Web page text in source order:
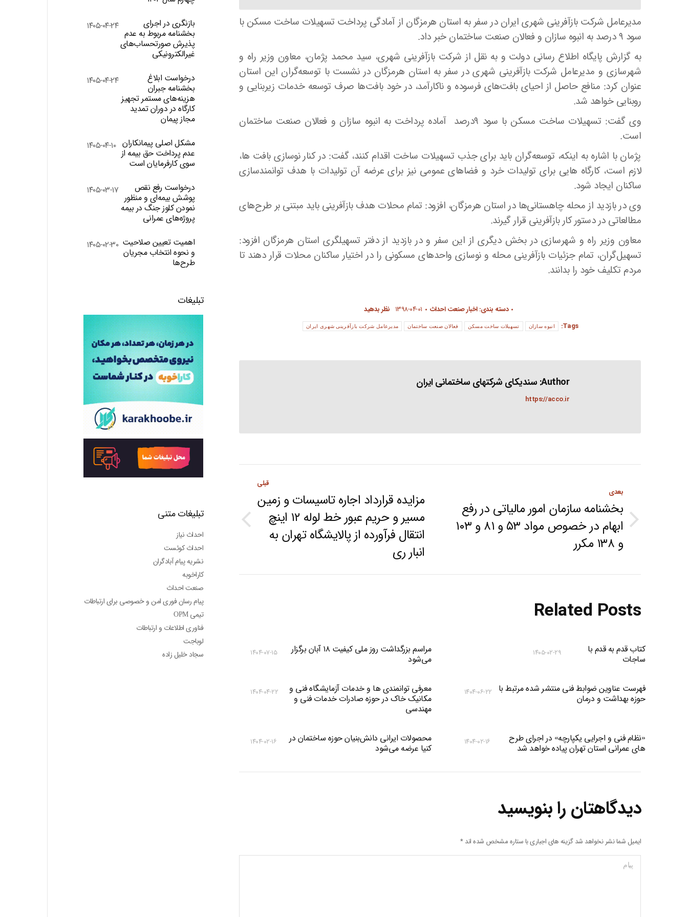
مدیرعامل شرکت بازآفرینی شهری ایران در سفر به استان هرمزگان از آمادگی پرداخت تسهیلات ساخت مسکن با
سود ۹ درصد به انبوه سازان و فعالان صنعت ساختمان خبر داد.
به گزارش پایگاه اطلاع رسانی دولت و به نقل از شرکت بازآفرینی شهری، سید محمد پژمان، معاون وزیر راه و
شهرسازی و مدیرعامل شرکت بازآفرینی شهری در سفر به استان هرمزگان در نشست با توسعه‌گران این استان
عنوان کرد: منافع حاصل از احیای بافت‌های فرسوده و ناکارآمد، در خود بافت‌ها صرف توسعه خدمات زیربنایی و
روبنایی خواهد شد.
وی گفت: تسهیلات ساخت مسکن با سود ۹درصد آماده پرداخت به انبوه سازان و فعالان صنعت ساختمان
است.
پژمان با اشاره به اینکه، توسعه‌گران باید برای جذب تسهیلات ساخت اقدام کنند، گفت: در کنار نوسازی بافت ها،
لازم است، کارگاه هایی برای تولیدات خرد و فضاهای عمومی نیز برای عرضه آن تولیدات با هدف توانمندسازی
ساکنان ایجاد شود.
وی در بازدید از محله چاهستانی‌ها در استان هرمزگان، افزود: تمام محلات هدف بازآفرینی باید مبتنی بر طرح‌های
مطالعاتی در دستور کار بازآفرینی قرار گیرند.
معاون وزیر راه و شهرسازی در بخش دیگری از این سفر و در بازدید از دفتر تسهیلگری استان هرمزگان افزود:
تسهیل‌گران، تمام جزئیات بازآفرینی محله و نوسازی واحدهای مسکونی را در اختیار ساکنان محلات قرار دهند تا
مردم تکلیف خود را بدانند.
دسته بندی:اخبار صنعت احداث ۱۳۹۸-۰۴-۰۱ نظر بدهید
Tags:
انبوه سازان تسهیلات ساخت مسکن فعالان صنعت ساختمان مدیرعامل شرکت بازآفرینی شهری ایران
Author: سندیکای شرکتهای ساختمانی ایران
https://acco.ir
navigation
قبلی
Previous
مزایده قرارداد اجاره تاسیسات و زمین
مسیر و حریم عبور خط لوله ۱۲ اینچ
انتقال فرآورده از پالایشگاه تهران به
انبار ری
بعدی
Next
post:
بخشنامه سازمان امور مالیاتی در رفع
ابهام در خصوص مواد ۵۳ و ۸۱ و ۱۰۳
و ۱۳۸ مکرر
Related Posts
کتاب قدم به قدم با
ساجات
۱۴۰۵-۰۲-۲۹
مراسم بزرگداشت روز ملی کیفیت ۱۸ آبان برگزار
می‌شود
۱۴۰۴-۰۷-۱۵
فهرست عناوین ضوابط فنی منتشر شده مرتبط با
حوزه بهداشت و درمان
۱۴۰۴-۰۶-۲۲
معرفی توانمندی ها و خدمات آزمایشگاه فنی و
مکانیک خاک در حوزه صادرات خدمات فنی و
مهندسی
۱۴۰۴-۰۴-۲۲
«نظام فنی و اجرایی یکپارچه» در اجرای طرح
های عمرانی استان تهران پیاده خواهد شد
۱۴۰۴-۰۲-۱۶
محصولات ایرانی دانش‌بنیان‌ حوزه ساختمان در
کنیا عرضه می‌شود
۱۴۰۴-۰۲-۱۶
دیدگاهتان را بنویسید
ایمیل شما نشر نخواهد شد گزینه های اجباری با ستاره مشخص شده اند*
پیام
بازنگری در اجرای
بخشنامه مربوط به عدم
پذیرش صورتحساب‌های
غیرالکترونیکی
۱۴۰۵-۰۴-۲۴
درخواست ابلاغ
بخشنامه جبران
هزینه‌های مستمر تجهیز
کارگاه در دوران تمدید
مجاز پیمان
۱۴۰۵-۰۴-۲۴
مشکل اصلی پیمانکاران
عدم پرداخت حق بیمه از
سوی کارفرمایان است
۱۴۰۵-۰۴-۱۰
درخواست رفع نقص
پوشش بیمه‌ای و منظور
نمودن کلوز جنگ در بیمه
پروژه‌های عمرانی
۱۴۰۵-۰۳-۱۷
اهمیت تعیین صلاحیت
و نحوه انتخاب مجریان
طرح‌ها
۱۴۰۵-۰۲-۳۰
تبلیغات
تبلیغات متنی
احداث نیاز
احداث کوئست
نشریه پیام آبادگران
کاراخوبه
صنعت احداث
پیام رسان فوری امن و خصوصی برای ارتباطات
تیمی OPM
فناوری اطلاعات و ارتباطات
لوباجت
سجاد خلیل زاده